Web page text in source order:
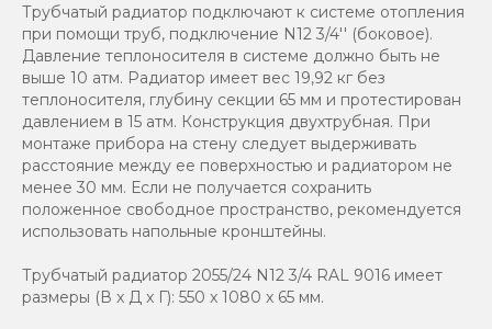
Трубчатый радиатор подключают к системе отопления
при помощи труб, подключение N12 3/4'' (боковое).
Давление теплоносителя в системе должно быть не
выше 10 атм. Радиатор имеет вес 19,92 кг без
теплоносителя, глубину секции 65 мм и протестирован
давлением в 15 атм. Конструкция двухтрубная. При
монтаже прибора на стену следует выдерживать
расстояние между ее поверхностью и радиатором не
менее 30 мм. Если не получается сохранить
положенное свободное пространство, рекомендуется
использовать напольные кронштейны.
Трубчатый радиатор 2055/24 N12 3/4 RAL 9016 имеет
размеры (В x Д x Г): 550 x 1080 x 65 мм.